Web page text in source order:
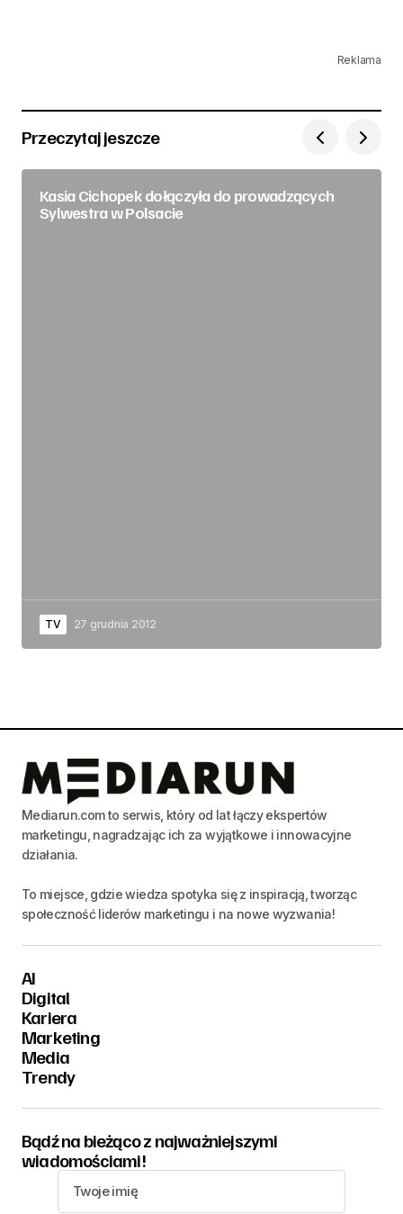
Reklama
Przeczytaj jeszcze
Kasia Cichopek dołączyła do prowadzących
Sylwestra w Polsacie
TV 27 grudnia 2012
Mediarun.com to serwis, który od lat łączy ekspertów
marketingu, nagradzając ich za wyjątkowe i innowacyjne
działania.
To miejsce, gdzie wiedza spotyka się z inspiracją, tworząc
społeczność liderów marketingu i na nowe wyzwania!
AI
Digital
Kariera
Marketing
Media
Trendy
Bądź na bieżąco z najważniejszymi
wiadomościami!